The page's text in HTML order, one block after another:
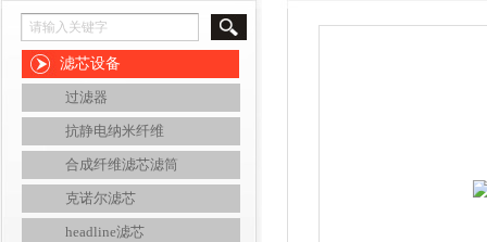
滤芯设备
过滤器
抗静电纳米纤维
合成纤维滤芯滤筒
克诺尔滤芯
headline滤芯